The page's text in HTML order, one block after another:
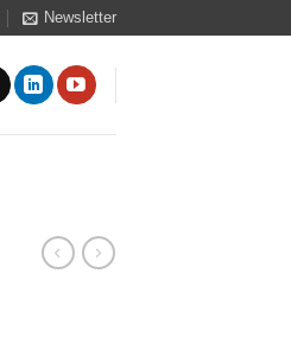
Newsletter